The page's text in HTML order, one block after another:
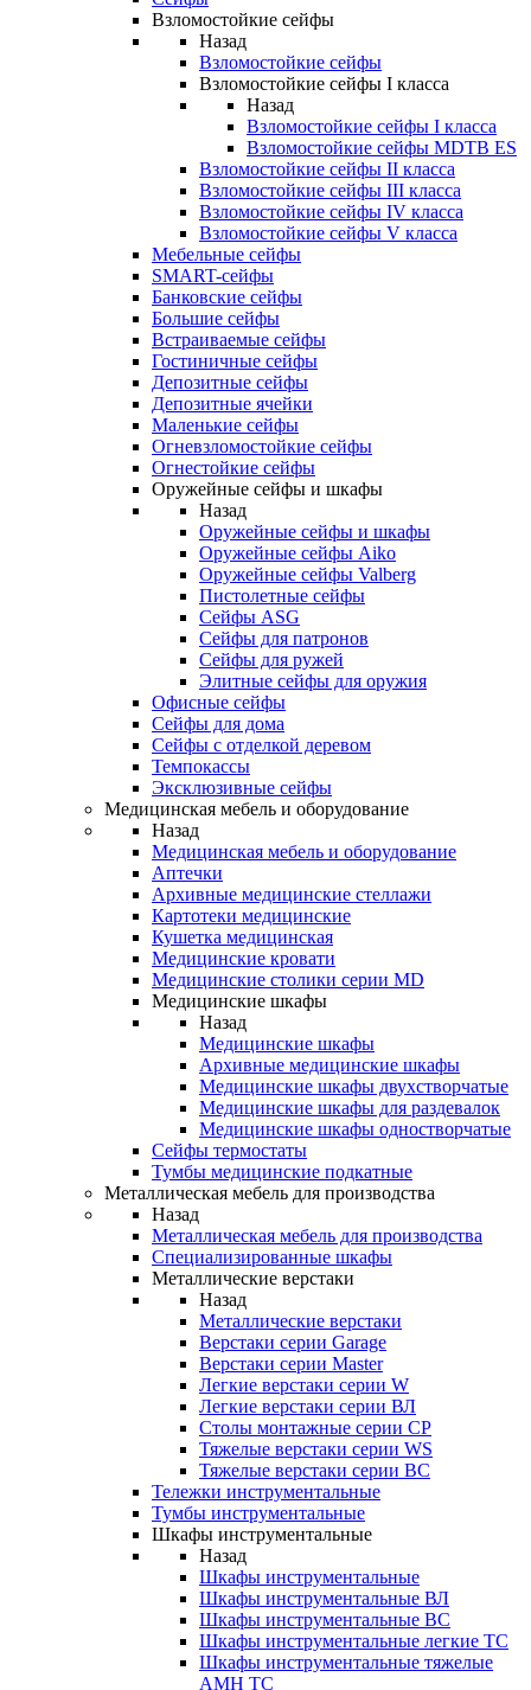
Взломостойкие сейфы
Назад
Взломостойкие сейфы
Взломостойкие сейфы I класса
Назад
Взломостойкие сейфы I класса
Взломостойкие сейфы MDTB ES
Взломостойкие сейфы II класса
Взломостойкие сейфы III класса
Взломостойкие сейфы IV класса
Взломостойкие сейфы V класса
Мебельные сейфы
SMART-сейфы
Банковские сейфы
Большие сейфы
Встраиваемые сейфы
Гостиничные сейфы
Депозитные сейфы
Депозитные ячейки
Маленькие сейфы
Огневзломостойкие сейфы
Огнестойкие сейфы
Оружейные сейфы и шкафы
Назад
Оружейные сейфы и шкафы
Оружейные сейфы Aiko
Оружейные сейфы Valberg
Пистолетные сейфы
Сейфы ASG
Сейфы для патронов
Сейфы для ружей
Элитные сейфы для оружия
Офисные сейфы
Сейфы для дома
Сейфы с отделкой деревом
Темпокассы
Эксклюзивные сейфы
Медицинская мебель и оборудование
Назад
Медицинская мебель и оборудование
Аптечки
Архивные медицинские стеллажи
Картотеки медицинские
Кушетка медицинская
Медицинские кровати
Медицинские столики серии MD
Медицинские шкафы
Назад
Медицинские шкафы
Архивные медицинские шкафы
Медицинские шкафы двухстворчатые
Медицинские шкафы для раздевалок
Медицинские шкафы одностворчатые
Сейфы термостаты
Тумбы медицинские подкатные
Металлическая мебель для производства
Назад
Металлическая мебель для производства
Cпециализированные шкафы
Металлические верстаки
Назад
Металлические верстаки
Верстаки серии Garage
Верстаки серии Master
Легкие верстаки серии W
Легкие верстаки серии ВЛ
Столы монтажные серии СР
Тяжелые верстаки серии WS
Тяжелые верстаки серии ВС
Тележки инструментальные
Тумбы инструментальные
Шкафы инструментальные
Назад
Шкафы инструментальные
Шкафы инструментальные ВЛ
Шкафы инструментальные ВС
Шкафы инструментальные легкие ТС
Шкафы инструментальные тяжелые
AMH TC